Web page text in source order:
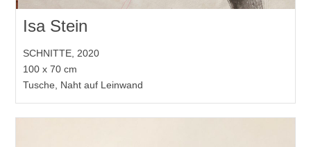
Isa Stein
SCHNITTE, 2020
100 x 70 cm
Tusche, Naht auf Leinwand